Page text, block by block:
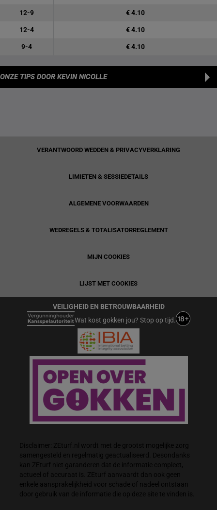
12-9 € 4.10
12-4 € 4.10
9-4 € 4.10
ONZE TIPS DOOR KEVIN NICOLLE
VERANTWOORD WEDDEN & PRIVACYVERKLARING
LIMIETEN & SESSIEDETAILS
ALGEMENE VOORWAARDEN
WEDREGELS & TOTALISATORREGLEMENT
MIJN COOKIES
LIJST MET COOKIES
VEILIGHEID EN BETROUWBAARHEID
Wat kost gokken jou? Stop op tijd.
Disclaimer: ZEturf.nl wordt met de grootst mogelijke zorg
samengesteld en regelmatig geactualiseerd. Desondanks
kan ZEturf niet garanderen dat de informatie compleet,
actueel of accuraat is. ZEturf aanvaardt dan ook geen
enkele aansprakelijkheid voor schade of nadeel ontstaan
door gebruik van de informatie die op deze site te vinden is.